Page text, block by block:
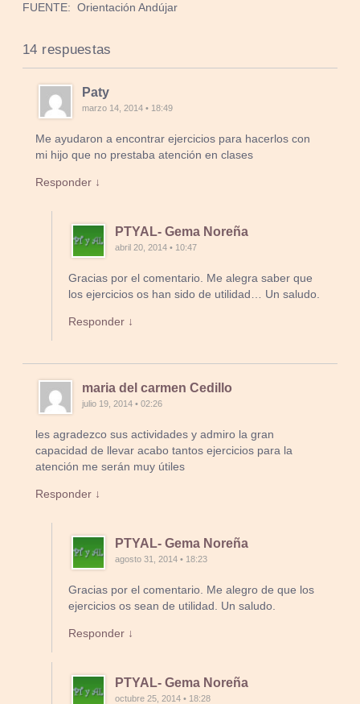
FUENTE: Orientación Andújar
14 respuestas
Paty
marzo 14, 2014 • 18:49
Me ayudaron a encontrar ejercicios para hacerlos con
mi hijo que no prestaba atención en clases
Responder ↓
PTYAL- Gema Noreña
abril 20, 2014 • 10:47
Gracias por el comentario. Me alegra saber que
los ejercicios os han sido de utilidad… Un saludo.
Responder ↓
maria del carmen Cedillo
julio 19, 2014 • 02:26
les agradezco sus actividades y admiro la gran
capacidad de llevar acabo tantos ejercicios para la
atención me serán muy útiles
Responder ↓
PTYAL- Gema Noreña
agosto 31, 2014 • 18:23
Gracias por el comentario. Me alegro de que los
ejercicios os sean de utilidad. Un saludo.
Responder ↓
PTYAL- Gema Noreña
octubre 25, 2014 • 18:28